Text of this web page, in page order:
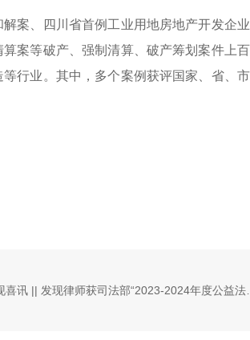
案、四川省首例工业用地房地产开发企
案等破产、强制清算、破产筹划案件上
行业。其中，多个案例获评国家、省、
发现喜讯 || 发现